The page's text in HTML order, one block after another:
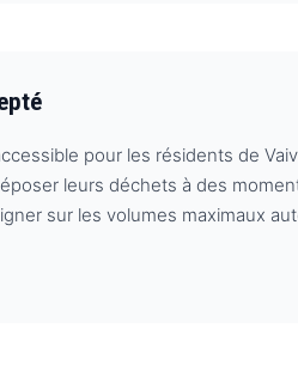
pour les résidents de
leurs déchets à des
sur les volumes maximaux